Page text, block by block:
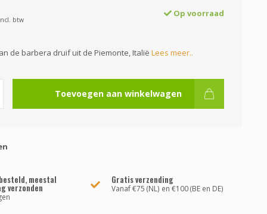
btw
Op voorraad
de barbera druif uit de Piemonte, Italië Lees meer..
Toevoegen aan winkelwagen
meestal
verzonden
Gratis verzending
Vanaf €75 (NL) en €100 (BE en DE)